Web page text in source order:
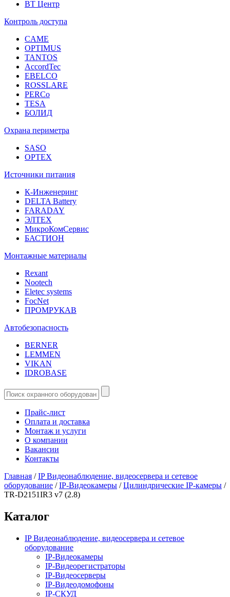
ВТ Центр
Контроль доступа
CAME
OPTIMUS
TANTOS
AccordTec
EBELCO
ROSSLARE
PERCo
TESA
БОЛИД
Охрана периметра
SASO
OPTEX
Источники питания
К-Инженеринг
DELTA Battery
FARADAY
ЭЛТЕХ
МикроКомСервис
БАСТИОН
Монтажные материалы
Rexant
Nootech
Eletec systems
FocNet
ПРОМРУКАВ
Автобезопасность
BERNER
LEMMEN
VIKAN
IDROBASE
Прайс-лист
Оплата и доставка
Монтаж и услуги
О компании
Вакансии
Контакты
Главная /IP Видеонаблюдение, видеосервера и сетевое
оборудование /IP-Видеокамеры /Цилиндрические IP-камеры /
TR-D2151IR3 v7 (2.8)
Каталог
IP Видеонаблюдение, видеосервера и сетевое
оборудование
IP-Видеокамеры
IP-Видеорегистраторы
IP-Видеосерверы
IP-Видеодомофоны
IP-СКУД